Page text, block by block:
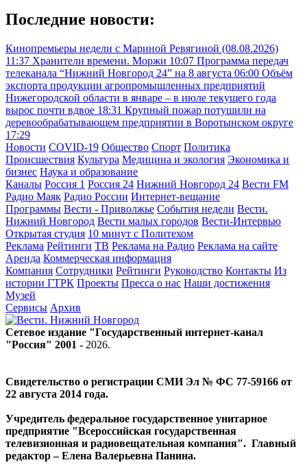
Последние новости:
Кинопремьеры недели с Мариной Ревягиной (08.08.2026)
11:37 Хранители времени. Моржи 10:07 Программа передач
телеканала “Нижний Новгород 24” на 8 августа 06:00 Объём
экспорта продукции агропромышленных предприятий
Нижегородской области в январе – в июле текущего года
вырос почти вдвое 18:31 Крупный пожар потушили на
деревообрабатывающем предприятии в Воротынском округе
17:29
Новости COVID-19 Общество Спорт Политика
Происшествия Культура Медицина и экология Экономика и
бизнес Наука и образование
Каналы Россия 1 Россия 24 Нижний Новгород 24 Вести FM
Радио Маяк Радио России Интернет-вещание
Программы Вести - Приволжье События недели Вести.
Нижний Новгород Вести малых городов Вести-Интервью
Открытая студия 10 минут с Политехом
Реклама Рейтинги ТВ Реклама на Радио Реклама на сайте
Аренда Коммерческая информация
Компания Сотрудники Рейтинги Руководство Контакты Из
истории ГТРК Проекты Пресса о нас Наши достижения
Музей
Сервисы Архив
Сетевое издание "Государственный интернет-канал
"Россия" 2001 - 2026.
Свидетельство о регистрации СМИ Эл № ФС 77-59166 от
22 августа 2014 года.
Учредитель федеральное государственное унитарное
предприятие "Всероссийская государственная
телевизионная и радиовещательная компания". Главный
редактор – Елена Валерьевна Панина.